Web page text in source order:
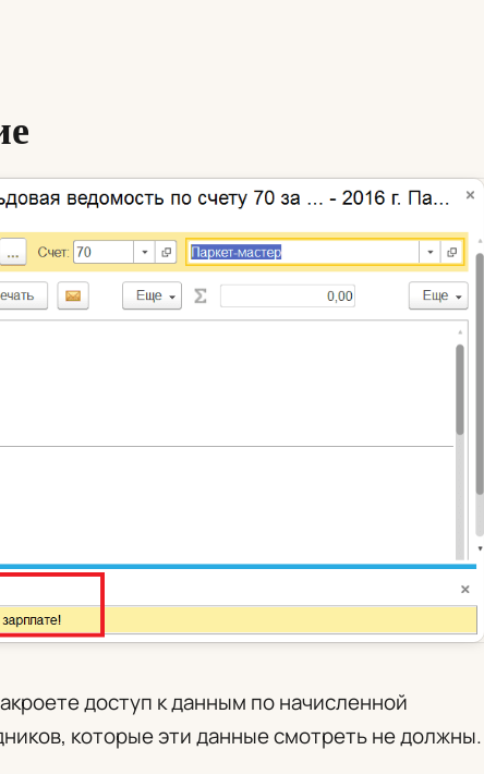
доступ к данным по начисленной
которые эти данные смотреть не должны.